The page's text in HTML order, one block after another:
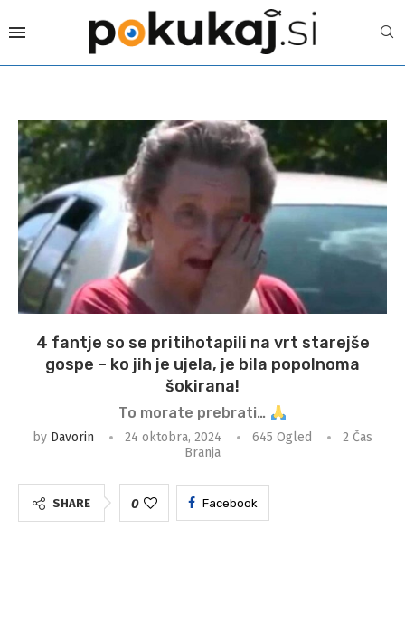
4 fantje so se pritihotapili na vrt starejše
gospe – ko jih je ujela, je bila popolnoma
šokirana!
To morate prebrati…
by Davorin 24 oktobra, 2024 645 Ogled
2 Čas
Branja
SHARE 0 Facebook